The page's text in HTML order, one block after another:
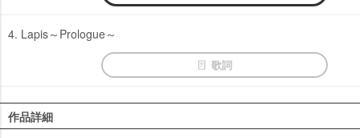
4. Lapis～Prologue～
歌詞
作品詳細